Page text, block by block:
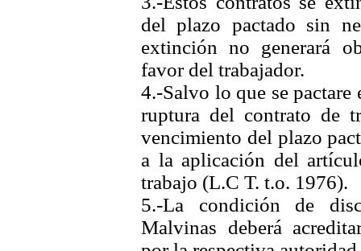
del plazo pactado sin
extinción no generará
favor del trabajador.
4.-Salvo lo que se
ruptura del contrato de
vencimiento del plazo
a la aplicación del
trabajo (L.C T. t.o. 1976).
5.-La condición de
Malvinas deberá